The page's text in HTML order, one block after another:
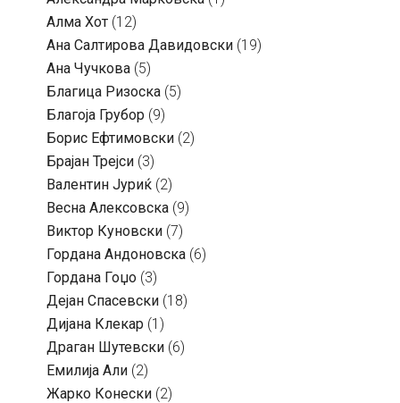
Алма Хот (12)
Ана Салтирова Давидовски (19)
Ана Чучкова (5)
Благица Ризоска (5)
Благоја Грубор (9)
Борис Ефтимовски (2)
Брајан Трејси (3)
Валентин Јуриќ (2)
Весна Алексовска (9)
Виктор Куновски (7)
Гордана Андоновска (6)
Гордана Гоџо (3)
Дејан Спасевски (18)
Дијана Клекар (1)
Драган Шутевски (6)
Емилија Али (2)
Жарко Конески (2)